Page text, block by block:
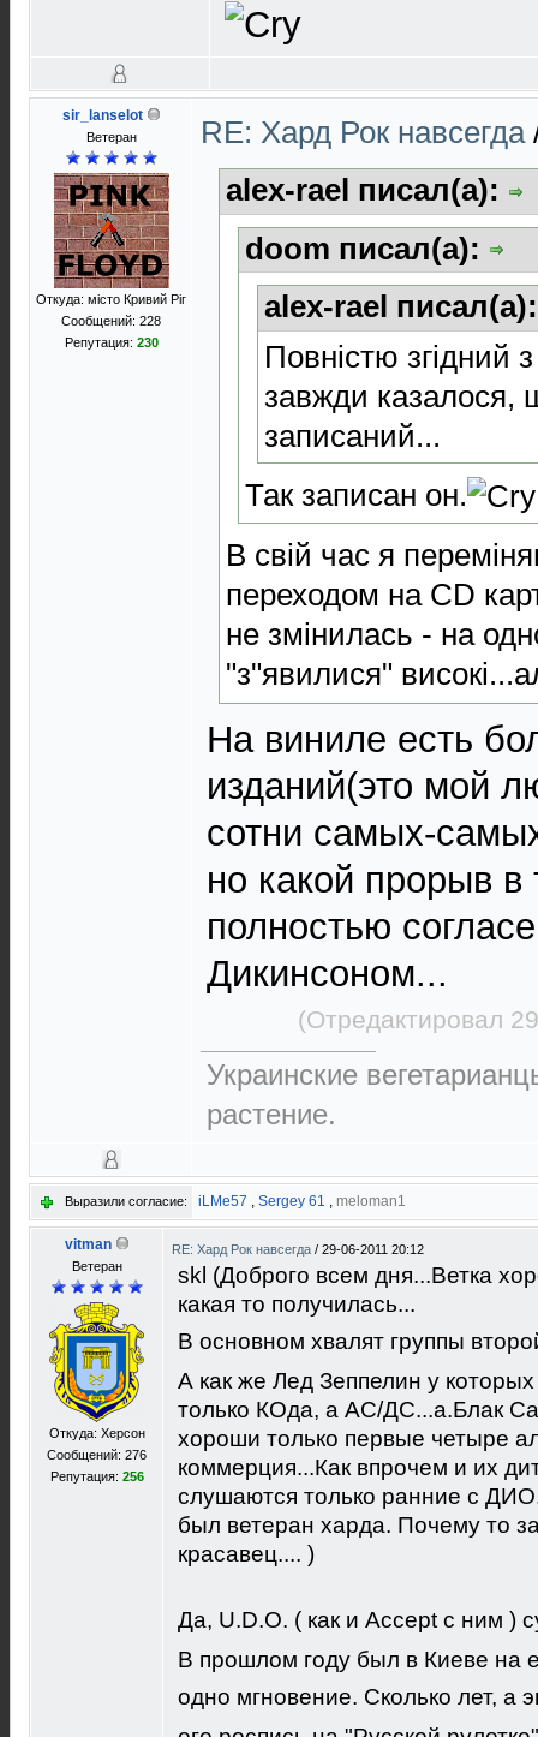
sir_lanselot
Ветеран
Откуда: місто Кривий Ріг
Сообщений: 228
Репутация: 230
RE: Хард Рок навсегда
alex-rael писал(а):
doom писал(а):
alex-rael
Повністю згідний
завжди казалося,
записаний...
Так записан он.
В свій час я
переходом на CD
не змінилась - на
"з"явилися"
На виниле есть
изданий(это мой
сотни самых-
но какой прорыв в
полностью
Дикинсоном...
(Отредактировал
Украинские
растение.
Выразили согласие: iLMe57 , Sergey 61 , meloman1
vitman
Ветеран
Откуда: Херсон
Сообщений: 276
Репутация: 256
RE: Хард Рок навсегда / 29-06-2011 20:12
skl (Доброго всем дня...Ветка
какая то получилась...
В основном хвалят группы
А как же Лед Зеппелин у
только КОда, а АС/ДС...а.Блак
хороши только первые четыре
коммерция...Как впрочем и их
слушаются только ранние с
был ветеран харда. Почему то
красавец.... )
Да, U.D.O. ( как и Accept с ним )
В прошлом году был в Киеве на
одно мгновение. Сколько лет, а